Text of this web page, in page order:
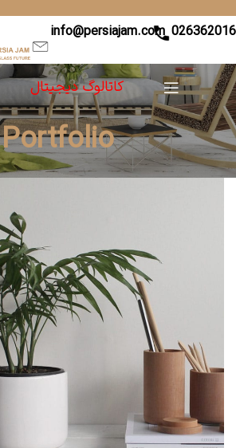
info@persiajam.com
کاتالوگ دیجیتال
Portfolio